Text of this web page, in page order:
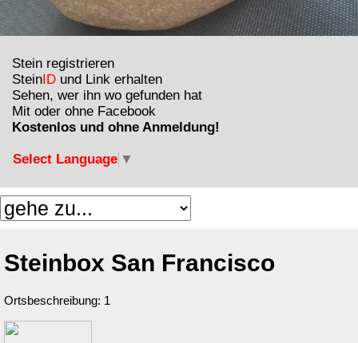
Stein registrieren
Stein ID und Link erhalten
Sehen, wer ihn wo gefunden hat
Mit oder ohne Facebook
Kostenlos und ohne Anmeldung!
Select Language ▼
Steinbox San Francisco
Ortsbeschreibung: 1